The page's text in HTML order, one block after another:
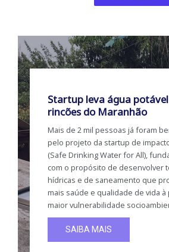
Startup leva água
rincões do Maranhão
Mais de 2 mil pessoas já foram
pelo projeto da startup de
(Safe Drinking Water for All),
com o propósito de desenvolver
hídricas e de saneamento que
mais saúde e qualidade de vida
maior vulnerabilidade
SAIBA MAIS